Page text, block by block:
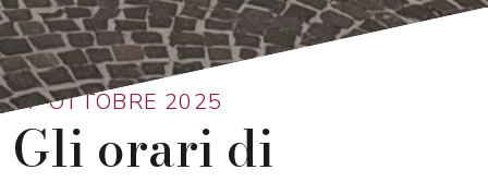
Ritorna alla lista
27 OTTOBRE 2025
Gli orari di